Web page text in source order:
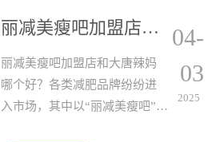
丽减美瘦吧加盟店和大唐辣妈哪个好？
丽减美瘦吧加盟店和大唐辣妈
哪个好？各类减肥品牌纷纷进
入市场，其中以“丽减美瘦吧”和
04-
03
2025